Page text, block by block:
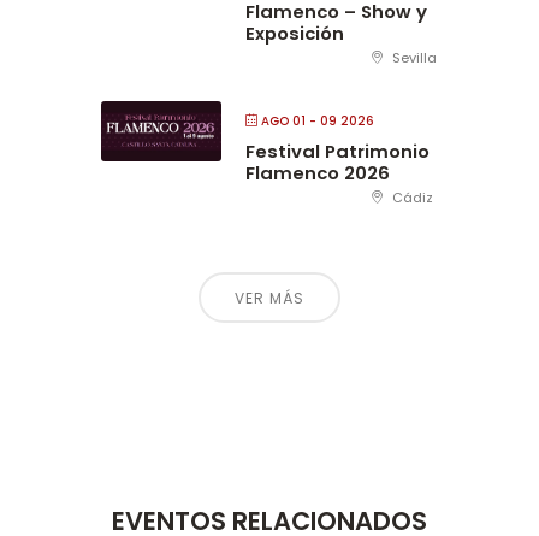
Flamenco – Show y
Exposición
Sevilla
AGO 01 - 09 2026
Festival Patrimonio
Flamenco 2026
Cádiz
VER MÁS
EVENTOS RELACIONADOS